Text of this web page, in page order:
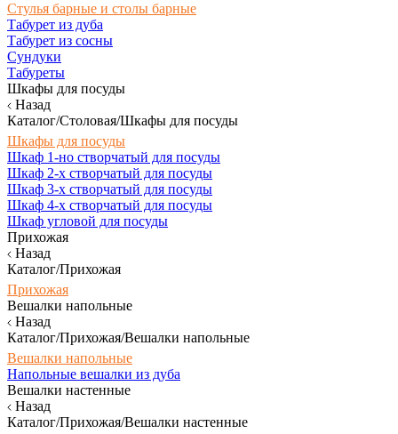
Стулья барные и столы барные
Табурет из дуба
Табурет из сосны
Сундуки
Табуреты
Шкафы для посуды
Назад
Каталог/Столовая/Шкафы для посуды
Шкафы для посуды
Шкаф 1-но створчатый для посуды
Шкаф 2-х створчатый для посуды
Шкаф 3-х створчатый для посуды
Шкаф 4-х створчатый для посуды
Шкаф угловой для посуды
Прихожая
Назад
Каталог/Прихожая
Прихожая
Вешалки напольные
Назад
Каталог/Прихожая/Вешалки напольные
Вешалки напольные
Напольные вешалки из дуба
Вешалки настенные
Назад
Каталог/Прихожая/Вешалки настенные